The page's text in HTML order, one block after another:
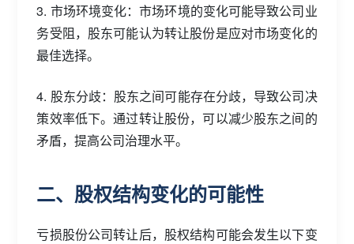
3. 市场环境变化：市场环境的变化可能导致公司业
务受阻，股东可能认为转让股份是应对市场变化的
最佳选择。
4. 股东分歧：股东之间可能存在分歧，导致公司决
策效率低下。通过转让股份，可以减少股东之间的
矛盾，提高公司治理水平。
二、股权结构变化的可能性
亏损股份公司转让后，股权结构可能会发生以下变